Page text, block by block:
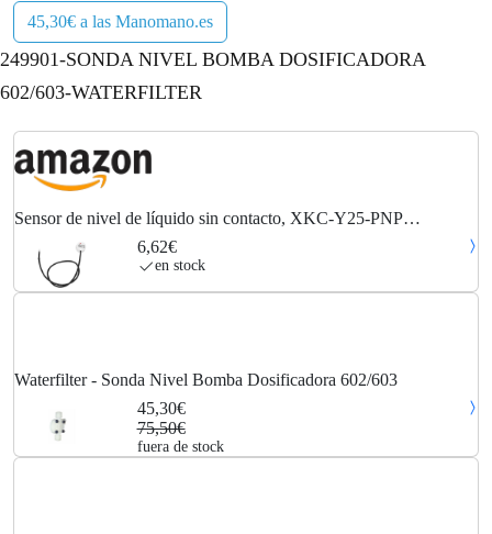
45,30€ a las Manomano.es
249901-SONDA NIVEL BOMBA DOSIFICADORA
602/603-WATERFILTER
Sensor de nivel de líquido sin contacto, XKC-Y25-PNP
Herramienta inteligente de detección de sensor de nivel de agua
para contenedor hermético
6,62€
en stock
Waterfilter - Sonda Nivel Bomba Dosificadora 602/603
45,30€
75,50€
fuera de stock